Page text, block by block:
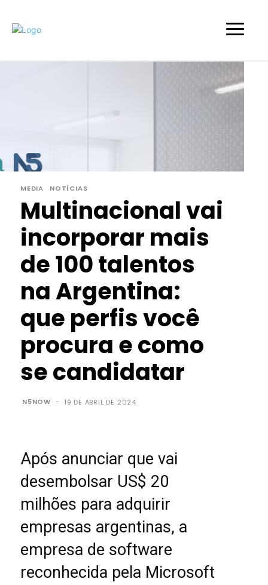
MEDIA NOTÍCIAS
Multinacional vai
incorporar mais
de 100 talentos
na Argentina:
que perfis você
procura e como
se candidatar
N5NOW - 19 DE ABRIL DE 2024
Após anunciar que vai
desembolsar US$ 20
milhões para adquirir
empresas argentinas, a
empresa de software
reconhecida pela Microsoft